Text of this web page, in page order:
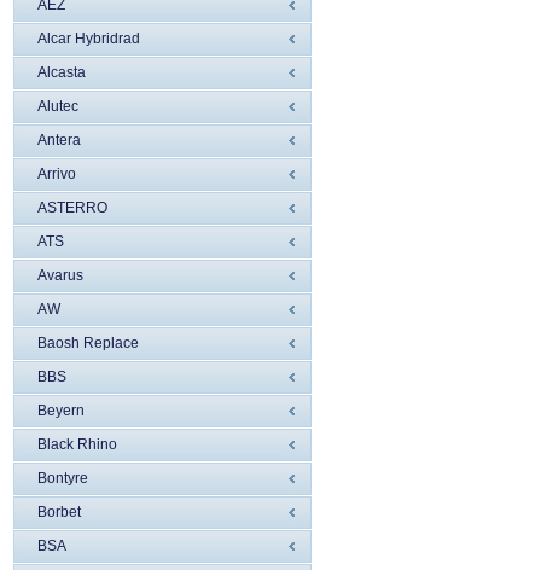
AEZ
Alcar Hybridrad
Alcasta
Alutec
Antera
Arrivo
ASTERRO
ATS
Avarus
AW
Baosh Replace
BBS
Beyern
Black Rhino
Bontyre
Borbet
BSA